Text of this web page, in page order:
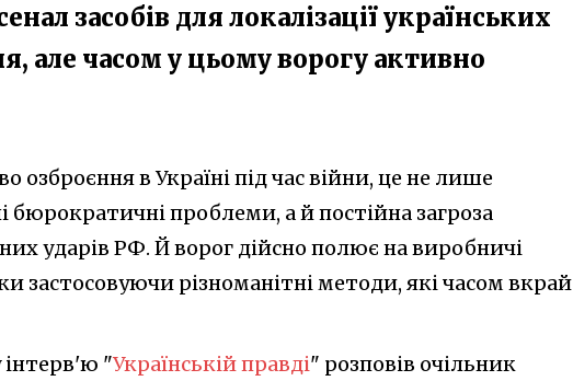
засобів для локалізації українських
але часом у цьому ворогу активно
озброєння в Україні під час війни, це не лише
бюрократичні проблеми, а й постійна загроза
ударів РФ. Й ворог дійсно полює на виробничі
застосовуючи різноманітні методи, які часом вкрай
інтерв'ю "Українській правді" розповів очільник